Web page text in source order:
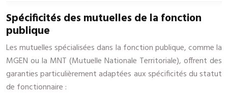
Spécificités des mutuelles de la fonction
publique
Les mutuelles spécialisées dans la fonction publique, comme la
MGEN ou la MNT (Mutuelle Nationale Territoriale), offrent des
garanties particulièrement adaptées aux spécificités du statut
de fonctionnaire :